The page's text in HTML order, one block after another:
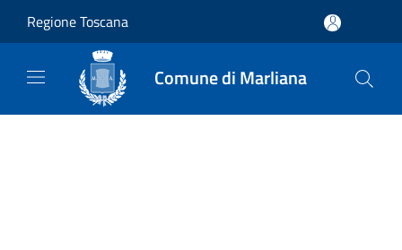
Regione Toscana
Comune di Marliana